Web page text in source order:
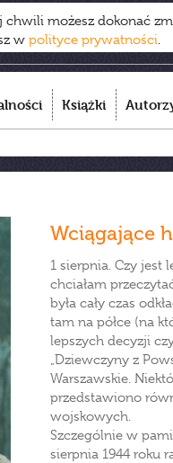
chwili możesz dokonać
w polityce prywatności.
Książki
Wciągające
1 sierpnia. Czy jest
chciałam
była cały czas
tam na półce (na
lepszych decyzji
„Dziewczyny z
Warszawskie.
przedstawiono
wojskowych.
Szczególnie w
sierpnia 1944 roku